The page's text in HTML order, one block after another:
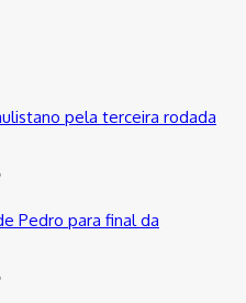
pela terceira rodada
Pedro para final da